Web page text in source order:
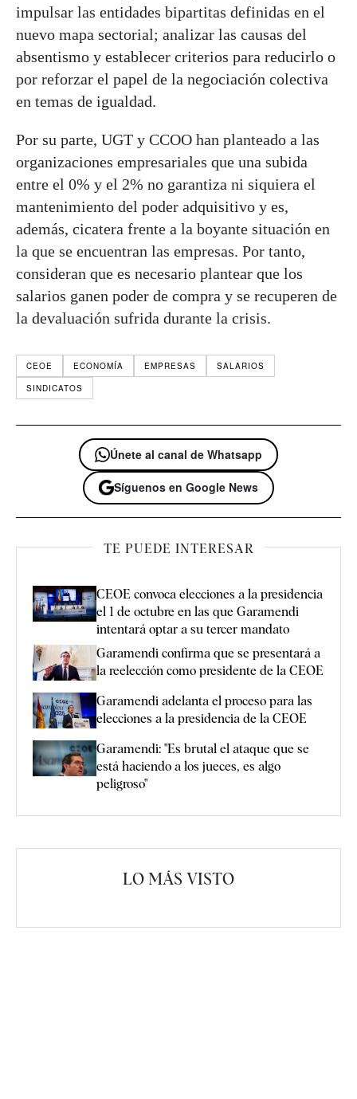
impulsar las entidades bipartitas definidas en el
nuevo mapa sectorial; analizar las causas del
absentismo y establecer criterios para reducirlo o
por reforzar el papel de la negociación colectiva
en temas de igualdad.
Por su parte, UGT y CCOO han planteado a las
organizaciones empresariales que una subida
entre el 0% y el 2% no garantiza ni siquiera el
mantenimiento del poder adquisitivo y es,
además, cicatera frente a la boyante situación en
la que se encuentran las empresas. Por tanto,
consideran que es necesario plantear que los
salarios ganen poder de compra y se recuperen de
la devaluación sufrida durante la crisis.
CEOE ECONOMÍA EMPRESAS
SALARIOS
SINDICATOS
Únete al canal de Whatsapp
Síguenos en Google News
TE PUEDE INTERESAR
CEOE convoca elecciones a la presidencia
el 1 de octubre en las que Garamendi
intentará optar a su tercer mandato
Garamendi confirma que se presentará a
la reelección como presidente de la CEOE
Garamendi adelanta el proceso para las
elecciones a la presidencia de la CEOE
Garamendi: "Es brutal el ataque que se
está haciendo a los jueces, es algo
peligroso"
LO MÁS VISTO